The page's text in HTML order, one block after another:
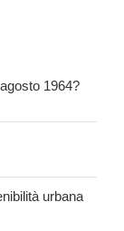
1964?
urbana